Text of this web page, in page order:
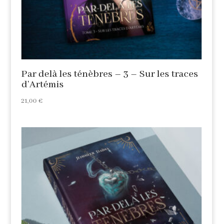
Par delà les ténèbres – 3 – Sur les traces
d’Artémis
21,00 €